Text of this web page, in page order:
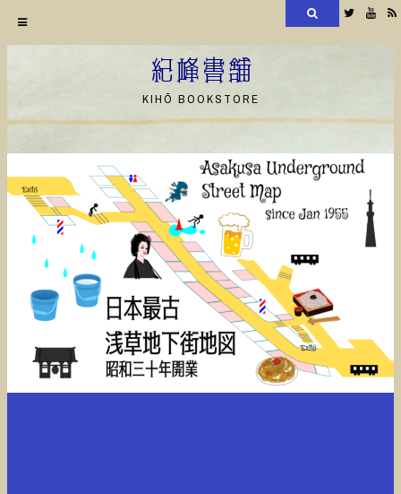
ン
ツ
へ
Twitter
紀峰書舗
KIHŌ BOOKSTORE